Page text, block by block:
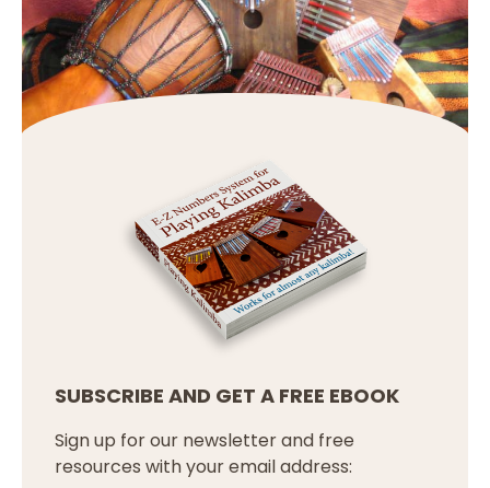
SUBSCRIBE AND GET A FREE EBOOK
Sign up for our newsletter and free
resources with your email address: